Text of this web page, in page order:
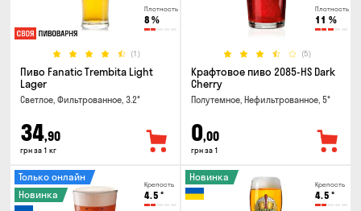
Плотность
8 %
(1)
Пиво Fanatic Trembita Light
Lager
Светлое, Фильтрованное, 3.2°
34,90
грн за 1 кг
Плотность
11 %
(5)
Крафтовое пиво 2085-HS Dark
Cherry
Полутемное, Нефильтрованное, 5°
0,00
грн за 1
Крепость
4.5 °
Только онлайн
Новинка
Крепость
4.5 °
Новинка